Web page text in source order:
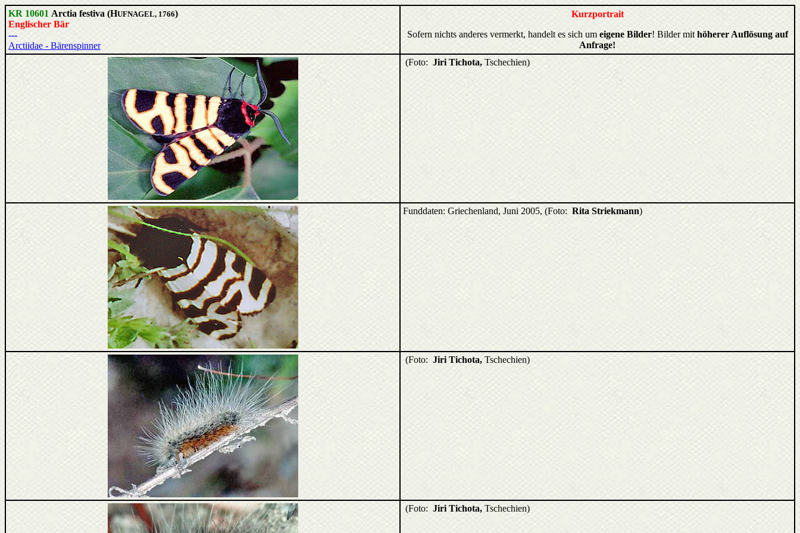
KR 10601 Arctia festiva (HUFNAGEL, 1766)
Englischer Bär
---
Arctiidae - Bärenspinner
Kurzportrait
Sofern nichts anderes vermerkt, handelt es sich um eigene Bilder! Bilder mit höherer Auflösung auf
Anfrage!
(Foto: Jiri Tichota, Tschechien)
Funddaten: Griechenland, Juni 2005, (Foto: Rita Striekmann)
(Foto: Jiri Tichota, Tschechien)
(Foto: Jiri Tichota, Tschechien)